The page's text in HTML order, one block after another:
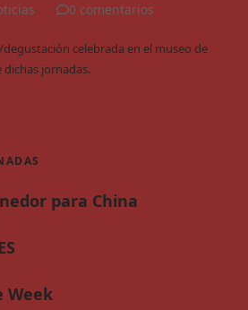
0 comentarios
celebrada en el museo de
jornadas.
para China
Week